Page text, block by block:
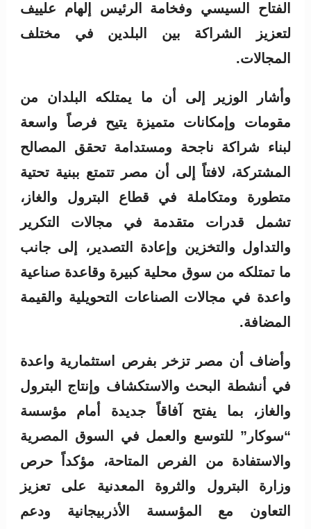
الفتاح السيسي وفخامة الرئيس إلهام علييف
لتعزيز الشراكة بين البلدين في مختلف
المجالات.
وأشار الوزير إلى أن ما يمتلكه البلدان من
مقومات وإمكانات متميزة يتيح فرصاً واسعة
لبناء شراكة ناجحة ومستدامة تحقق المصالح
المشتركة، لافتاً إلى أن مصر تتمتع ببنية تحتية
متطورة ومتكاملة في قطاع البترول والغاز،
تشمل قدرات متقدمة في مجالات التكرير
والتداول والتخزين وإعادة التصدير، إلى جانب
ما تمتلكه من سوق محلية كبيرة وقاعدة صناعية
واعدة في مجالات الصناعات التحويلية والقيمة
المضافة.
وأضاف أن مصر تزخر بفرص استثمارية واعدة
في أنشطة البحث والاستكشاف وإنتاج البترول
والغاز، بما يفتح آفاقاً جديدة أمام مؤسسة
“سوكار” للتوسع والعمل في السوق المصرية
والاستفادة من الفرص المتاحة، مؤكداً حرص
وزارة البترول والثروة المعدنية على تعزيز
التعاون مع المؤسسة الأذربيجانية ودعم